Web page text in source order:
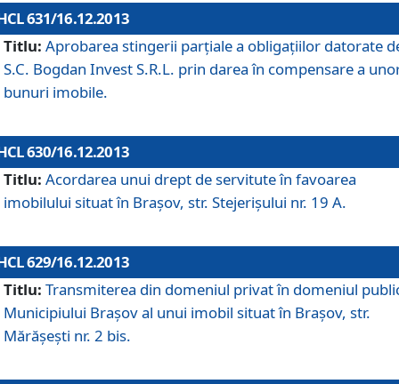
631/16.12.2013
Titlu: Aprobarea stingerii parţiale a obligaţiilor datorate
S.C. Bogdan Invest S.R.L. prin darea în compensare a
bunuri imobile.
630/16.12.2013
Titlu: Acordarea unui drept de servitute în favoarea
imobilului situat în Braşov, str. Stejerişului nr. 19 A.
629/16.12.2013
Titlu: Transmiterea din domeniul privat în domeniul
Municipiului Braşov al unui imobil situat în Braşov, str.
Mărăşeşti nr. 2 bis.